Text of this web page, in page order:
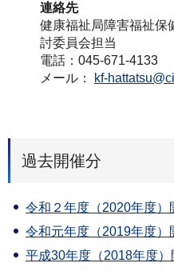
連絡先
健康福祉局障害福祉保
討委員会担当
電話：045-671-4133
メール：
kf-
過去開催分
令和２年度（2020年度）
令和元年度（2019年度）
平成30年度（2018年度）